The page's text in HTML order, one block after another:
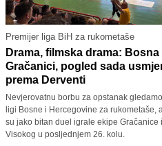
Premijer liga BiH za rukometaše
Drama, filmska drama:
Gračanici, pogled sada
prema Derventi
Nevjerovatnu borbu za opstanak
ligi Bosne i Hercegovine za rukometaše,
su jako bitan duel igrale ekipe Gračanice
Visokog u posljednjem 26. kolu.